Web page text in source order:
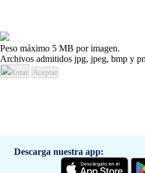
Peso máximo 5 MB por imagen.
Archivos admitidos jpg, jpeg, bmp y
Rotar Aceptar
Descarga nuestra app: